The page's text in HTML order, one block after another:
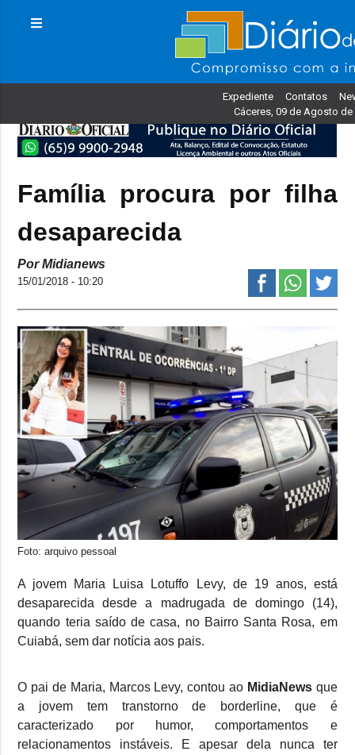
Expediente Contatos
Cáceres, 09 de Agosto de
Família procura por filha
desaparecida
Por Midianews
15/01/2018 - 10:20
Foto: arquivo pessoal
A jovem Maria Luisa Lotuffo Levy, de 19 anos, está
desaparecida desde a madrugada de domingo (14),
quando teria saído de casa, no Bairro Santa Rosa, em
Cuiabá, sem dar notícia aos pais.
O pai de Maria, Marcos Levy, contou ao MidiaNewsque
a jovem tem transtorno de borderline, que é
caracterizado por humor, comportamentos e
relacionamentos instáveis. E apesar dela nunca ter